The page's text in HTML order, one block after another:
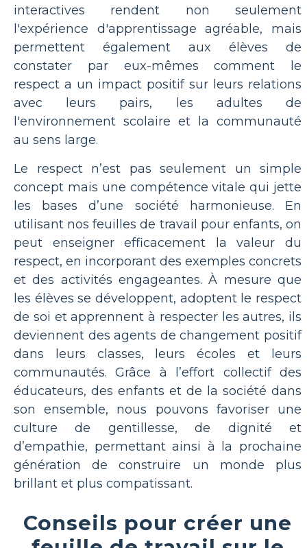
interactives rendent non seulement
l'expérience d'apprentissage agréable, mais
permettent également aux élèves de
constater par eux-mêmes comment le
respect a un impact positif sur leurs relations
avec leurs pairs, les adultes de
l'environnement scolaire et la communauté
au sens large.
Le respect n’est pas seulement un simple
concept mais une compétence vitale qui jette
les bases d’une société harmonieuse. En
utilisant nos feuilles de travail pour enfants, on
peut enseigner efficacement la valeur du
respect, en incorporant des exemples concrets
et des activités engageantes. À mesure que
les élèves se développent, adoptent le respect
de soi et apprennent à respecter les autres, ils
deviennent des agents de changement positif
dans leurs classes, leurs écoles et leurs
communautés. Grâce à l’effort collectif des
éducateurs, des enfants et de la société dans
son ensemble, nous pouvons favoriser une
culture de gentillesse, de dignité et
d’empathie, permettant ainsi à la prochaine
génération de construire un monde plus
brillant et plus compatissant.
Conseils pour créer une